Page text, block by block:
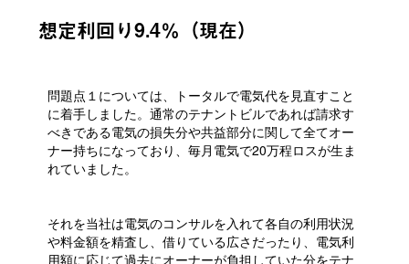
想定利回り9.4％（現在）
問題点１については、トータルで電気代を見直すこと
に着手しました。通常のテナントビルであれば請求す
べきである電気の損失分や共益部分に関して全てオー
ナー持ちになっており、毎月電気で20万程ロスが生ま
れていました。
それを当社は電気のコンサルを入れて各自の利用状況
や料金額を精査し、借りている広さだったり、電気利
用額に応じて過去にオーナーが負担していた分をテナ